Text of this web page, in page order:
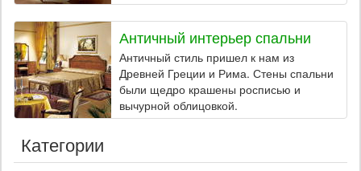
Античный интерьер спальни
Античный стиль пришел к нам из
Древней Греции и Рима. Стены спальни
были щедро крашены росписью и
вычурной облицовкой.
Категории